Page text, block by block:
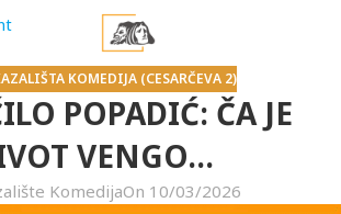
KOMEDIJA (CESARČEVA 2)
POPADIĆ: ČA JE
VENGO…
KomedijaOn 10/03/2026